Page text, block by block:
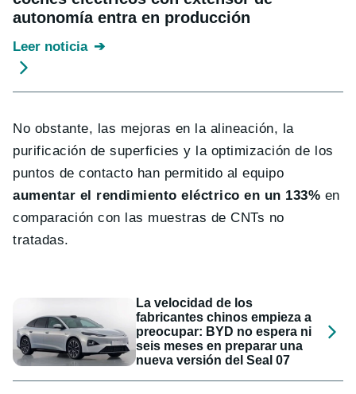
autonomía entra en producción
Leer noticia
No obstante, las mejoras en la alineación, la
purificación de superficies y la optimización de los
puntos de contacto han permitido al equipo
aumentar el rendimiento eléctrico en un 133% en
comparación con las muestras de CNTs no
tratadas.
La velocidad de los
fabricantes chinos empieza a
preocupar: BYD no espera ni
seis meses en preparar una
nueva versión del Seal 07